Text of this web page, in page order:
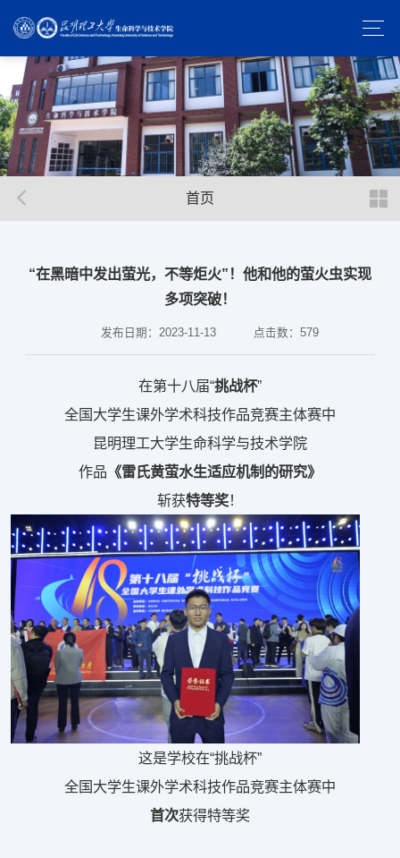
首页
​“在黑暗中发出萤光，不等炬火”！他和他的萤火虫实现
多项突破！
发布日期：2023-11-13 点击数： 579
在第十八届“挑战杯”
全国大学生课外学术科技作品竞赛主体赛中
昆明理工大学生命科学与技术学院
作品 《雷氏黄萤水生适应机制的研究》
斩获特等奖！
这是学校在“挑战杯”
全国大学生课外学术科技作品竞赛主体赛中
首次获得特等奖